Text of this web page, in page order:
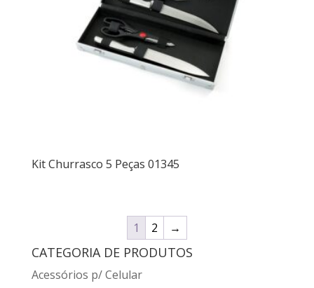
Kit Churrasco 5 Peças 01345
1 2 →
CATEGORIA DE PRODUTOS
Acessórios p/ Celular